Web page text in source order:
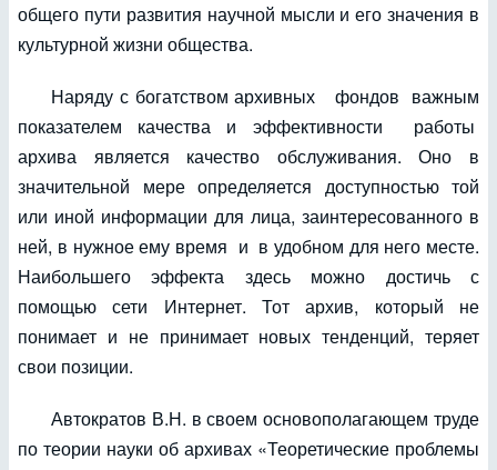
общего пути развития научной мысли и его значения в
культурной жизни общества.
Наряду с богатством архивных фондов важным
показателем качества и эффективности работы
архива является качество обслуживания. Оно в
значительной мере определяется доступностью той
или иной информации для лица, заинтересованного в
ней, в нужное ему время и в удобном для него месте.
Наибольшего эффекта здесь можно достичь с
помощью сети Интернет. Тот архив, который не
понимает и не принимает новых тенденций, теряет
свои позиции.
Автократов В.Н. в своем основополагающем труде
по теории науки об архивах «Теоретические проблемы